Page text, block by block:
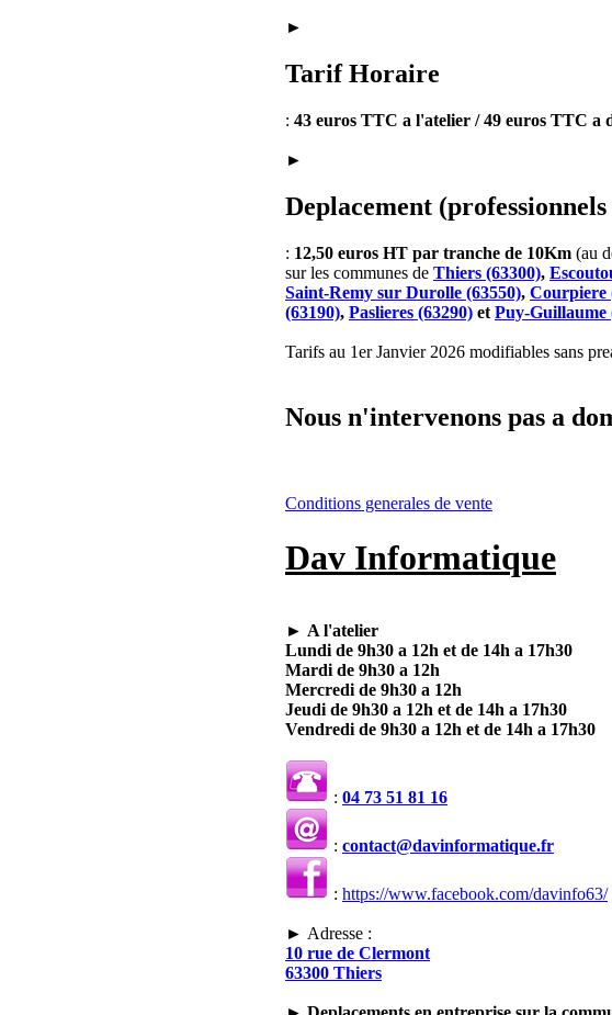
►
Tarif Horaire
: 43 euros TTC a l'atelier / 49 euros TTC a
►
Deplacement
: 12,50 euros HT par tranche de 10Km (au
sur les communes de Thiers (63300),
Saint-Remy sur Durolle (63550), Courpiere
(63190), Paslieres (63290) et Puy-Guillaume
Tarifs au 1er Janvier 2026 modifiables sans
Nous n'intervenons pas a
Conditions generales de vente
Dav Informatique
► A l'atelier
Lundi de 9h30 a 12h et de 14h a 17h30
Mardi de 9h30 a 12h
Mercredi de 9h30 a 12h
Jeudi de 9h30 a 12h et de 14h a 17h30
Vendredi de 9h30 a 12h et de 14h a 17h30
: 04 73 51 81 16
: contact@davinformatique.fr
: https://www.facebook.com/davinfo63/
► Adresse :
10 rue de Clermont
63300 Thiers